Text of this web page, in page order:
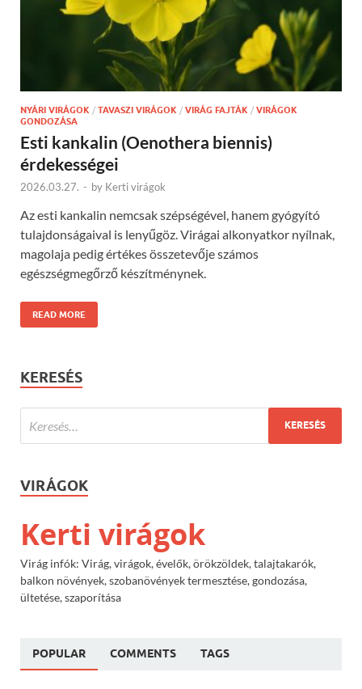
NYÁRI VIRÁGOK / TAVASZI VIRÁGOK / VIRÁG FAJTÁK / VIRÁGOK
GONDOZÁSA
Esti kankalin (Oenothera biennis)
érdekességei
2026.03.27. - by Kerti virágok
Az esti kankalin nemcsak szépségével, hanem gyógyító
tulajdonságaival is lenyűgöz. Virágai alkonyatkor nyílnak,
magolaja pedig értékes összetevője számos
egészségmegőrző készítménynek.
READ MORE
KERESÉS
VIRÁGOK
Kerti virágok
Virág infók: Virág, virágok, évelők, örökzöldek, talajtakarók,
balkon növények, szobanövények termesztése, gondozása,
ültetése, szaporítása
POPULAR COMMENTS TAGS